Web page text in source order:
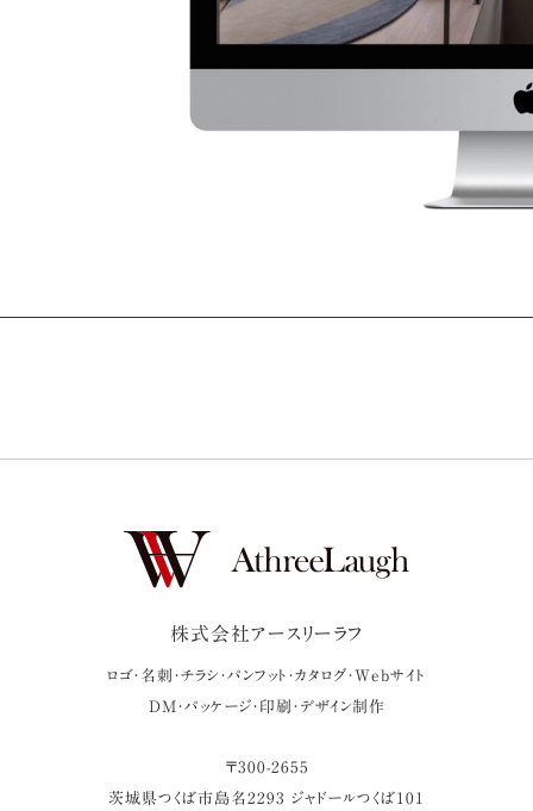
株式会社アースリーラフ
ロゴ・名刺・チラシ・パンフット・カタログ・Webサイト
DM・パッケージ・印刷・デザイン制作
〒300-2655
茨城県つくば市島名2293 ジャドールつくば101